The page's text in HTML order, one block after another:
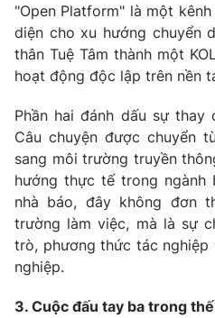
® Cấm sao chép dưới mọi hình
thuận bằng văn bản. Ghi rõ
thông tin từ website này.
"Open Platform" là một
diện cho xu hướng chuyển
thân Tuệ Tâm thành một
hoạt động độc lập trên nền
Phần hai đánh dấu sự
Câu chuyện được chuyển
sang môi trường truyền
hướng thực tế trong ngành
nhà báo, đây không đơn
trường làm việc, mà là sự
trò, phương thức tác nghiệp
nghiệp.
3. Cuộc đấu tay ba trong